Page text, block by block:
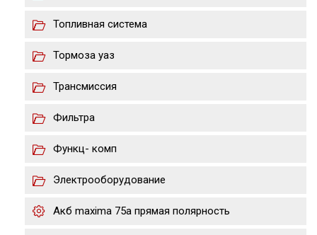
Топливная система
Тормоза уаз
Трансмиссия
Фильтра
Функц- комп
Электрооборудование
Акб maxima 75a прямая полярность